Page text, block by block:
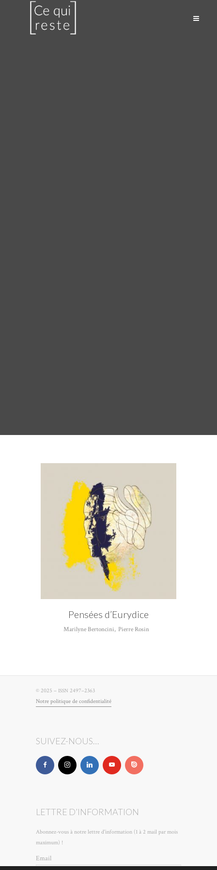
AUTEUR
Pierre Rosin
Pensées d’Eurydice
Marilyne Bertoncini, Pierre Rosin
© 2025 – ISSN 2497–2363
Notre poli­tique de confidentialité
SUIVEZ-NOUS…
LETTRE D’INFORMATION
Abonnez-vous à notre lettre d'information (1 à 2 mail par mois
maximum) !
Email